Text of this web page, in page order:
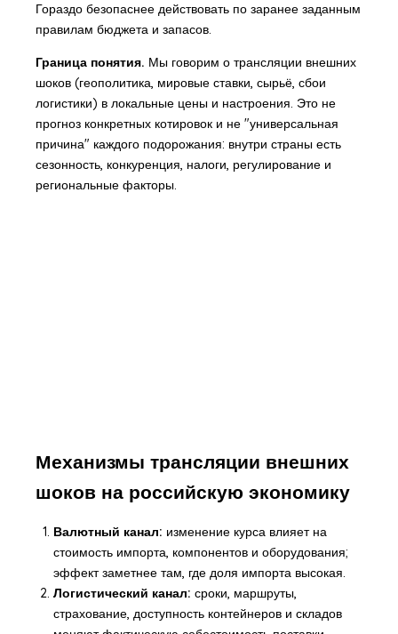
Гораздо безопаснее действовать по заранее заданным
правилам бюджета и запасов.
Граница понятия. Мы говорим о трансляции внешних
шоков (геополитика, мировые ставки, сырьё, сбои
логистики) в локальные цены и настроения. Это не
прогноз конкретных котировок и не "универсальная
причина" каждого подорожания: внутри страны есть
сезонность, конкуренция, налоги, регулирование и
региональные факторы.
Механизмы трансляции внешних
шоков на российскую экономику
Валютный канал: изменение курса влияет на
стоимость импорта, компонентов и оборудования;
эффект заметнее там, где доля импорта высокая.
Логистический канал: сроки, маршруты,
страхование, доступность контейнеров и складов